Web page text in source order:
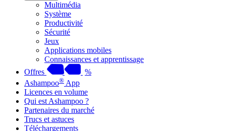
Multimédia
Système
Productivité
Sécurité
Jeux
Applications mobiles
Connaissances et apprentissage
Offres
%
Ashampoo® App
Licences en volume
Qui est Ashampoo ?
Partenaires du marché
Trucs et astuces
Téléchargements